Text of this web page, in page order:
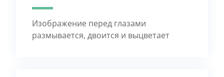
Изображение перед глазами
размывается, двоится и выцветает